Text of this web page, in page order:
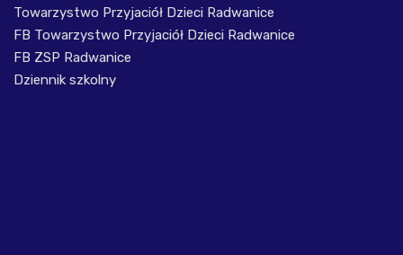
Towarzystwo Przyjaciół Dzieci Radwanice
FB Towarzystwo Przyjaciół Dzieci Radwanice
FB ZSP Radwanice
Dziennik szkolny